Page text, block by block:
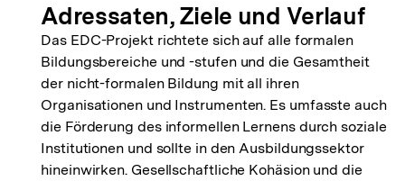
Adressaten, Ziele und Verlauf
Das EDC-Projekt richtete sich auf alle formalen
Bildungsbereiche und -stufen und die Gesamtheit
der nicht-formalen Bildung mit all ihren
Organisationen und Instrumenten. Es umfasste auch
die Förderung des informellen Lernens durch soziale
Institutionen und sollte in den Ausbildungssektor
hineinwirken. Gesellschaftliche Kohäsion und die